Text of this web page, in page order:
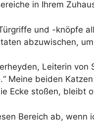
in Ihrem
und -knöpfe
abzuwischen,
Leiterin von
Meine beiden
Ecke stoßen, bleibt
Bereich ab,